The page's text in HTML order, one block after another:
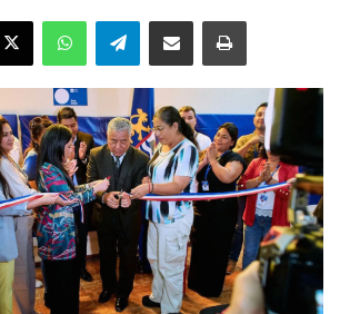
X WhatsAppTelegramEnviar vía email Imprimir